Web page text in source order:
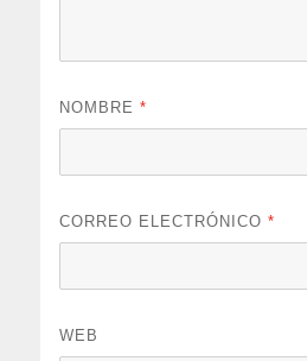
NOMBRE*
CORREO ELECTRÓNICO*
WEB